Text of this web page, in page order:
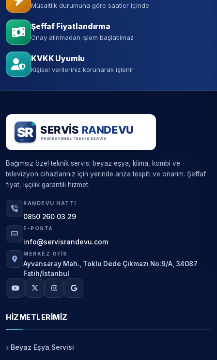
Müsaitlik durumuna göre saatler içinde
Şeffaf Fiyatlandırma
Onay alınmadan işlem başlatılmaz
KVKK Uyumlu
Kişisel verileriniz korunarak işlenir
Bağımsız özel teknik servis: beyaz eşya, klima, kombi ve
televizyon cihazlarınız için yerinde arıza tespiti ve onarım. Şeffaf
fiyat, işçilik garantili hizmet.
RANDEVU HATTI
0850 260 03 29
E-POSTA
info@servisrandevu.com
MERKEZ OFIS
Ayvansaray Mah., Toklu Dede Çıkmazı No:9/A, 34087
Fatih/İstanbul
HIZMETLERIMIZ
Beyaz Eşya Servisi